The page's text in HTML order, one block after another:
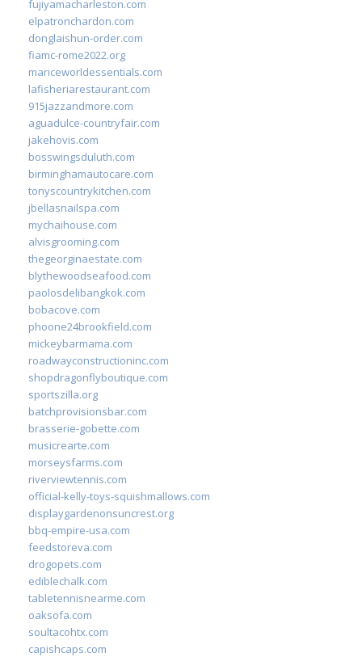
fujiyamacharleston.com
elpatronchardon.com
donglaishun-order.com
fiamc-rome2022.org
mariceworldessentials.com
lafisheriarestaurant.com
915jazzandmore.com
aguadulce-countryfair.com
jakehovis.com
bosswingsduluth.com
birminghamautocare.com
tonyscountrykitchen.com
jbellasnailspa.com
mychaihouse.com
alvisgrooming.com
thegeorginaestate.com
blythewoodseafood.com
paolosdelibangkok.com
bobacove.com
phoone24brookfield.com
mickeybarmama.com
roadwayconstructioninc.com
shopdragonflyboutique.com
sportszilla.org
batchprovisionsbar.com
brasserie-gobette.com
musicrearte.com
morseysfarms.com
riverviewtennis.com
official-kelly-toys-squishmallows.com
displaygardenonsuncrest.org
bbq-empire-usa.com
feedstoreva.com
drogopets.com
ediblechalk.com
tabletennisnearme.com
oaksofa.com
soultacohtx.com
capishcaps.com